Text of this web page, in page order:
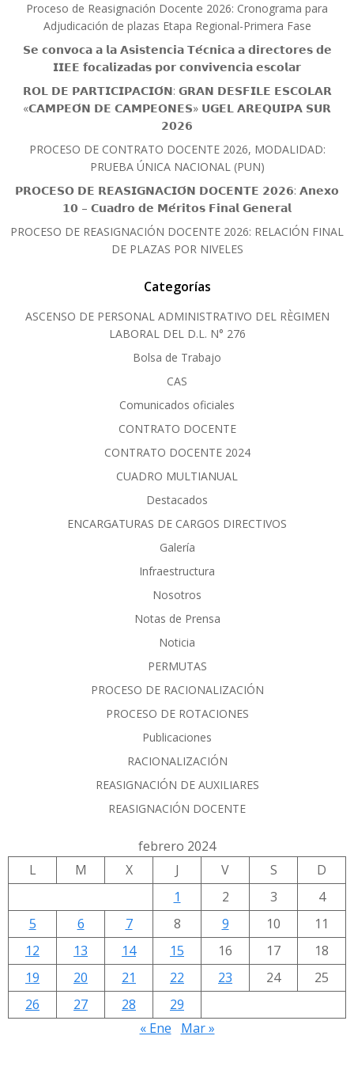
Proceso de Reasignación Docente 2026: Cronograma para
Adjudicación de plazas Etapa Regional-Primera Fase
𝗦𝗲 𝗰𝗼𝗻𝘃𝗼𝗰𝗮 𝗮 𝗹𝗮 𝗔𝘀𝗶𝘀𝘁𝗲𝗻𝗰𝗶𝗮 𝗧𝗲́𝗰𝗻𝗶𝗰𝗮 𝗮 𝗱𝗶𝗿𝗲𝗰𝘁𝗼𝗿𝗲𝘀 𝗱𝗲
𝗜𝗜𝗘𝗘 𝗳𝗼𝗰𝗮𝗹𝗶𝘇𝗮𝗱𝗮𝘀 𝗽𝗼𝗿 𝗰𝗼𝗻𝘃𝗶𝘃𝗲𝗻𝗰𝗶𝗮 𝗲𝘀𝗰𝗼𝗹𝗮𝗿
𝗥𝗢𝗟 𝗗𝗘 𝗣𝗔𝗥𝗧𝗜𝗖𝗜𝗣𝗔𝗖𝗜𝗢́𝗡: 𝗚𝗥𝗔𝗡 𝗗𝗘𝗦𝗙𝗜𝗟𝗘 𝗘𝗦𝗖𝗢𝗟𝗔𝗥
«𝗖𝗔𝗠𝗣𝗘𝗢́𝗡 𝗗𝗘 𝗖𝗔𝗠𝗣𝗘𝗢𝗡𝗘𝗦» 𝗨𝗚𝗘𝗟 𝗔𝗥𝗘𝗤𝗨𝗜𝗣𝗔 𝗦𝗨𝗥
𝟮𝟬𝟮𝟲
PROCESO DE CONTRATO DOCENTE 2026, MODALIDAD:
PRUEBA ÚNICA NACIONAL (PUN)
𝗣𝗥𝗢𝗖𝗘𝗦𝗢 𝗗𝗘 𝗥𝗘𝗔𝗦𝗜𝗚𝗡𝗔𝗖𝗜𝗢́𝗡 𝗗𝗢𝗖𝗘𝗡𝗧𝗘 𝟮𝟬𝟮𝟲: 𝗔𝗻𝗲𝘅𝗼
𝟭𝟬 – 𝗖𝘂𝗮𝗱𝗿𝗼 𝗱𝗲 𝗠𝗲́𝗿𝗶𝘁𝗼𝘀 𝗙𝗶𝗻𝗮𝗹 𝗚𝗲𝗻𝗲𝗿𝗮𝗹
PROCESO DE REASIGNACIÓN DOCENTE 2026: RELACIÓN FINAL
DE PLAZAS POR NIVELES
Categorías
ASCENSO DE PERSONAL ADMINISTRATIVO DEL RÈGIMEN
LABORAL DEL D.L. N° 276
Bolsa de Trabajo
CAS
Comunicados oficiales
CONTRATO DOCENTE
CONTRATO DOCENTE 2024
CUADRO MULTIANUAL
Destacados
ENCARGATURAS DE CARGOS DIRECTIVOS
Galería
Infraestructura
Nosotros
Notas de Prensa
Noticia
PERMUTAS
PROCESO DE RACIONALIZACIÓN
PROCESO DE ROTACIONES
Publicaciones
RACIONALIZACIÓN
REASIGNACIÓN DE AUXILIARES
REASIGNACIÓN DOCENTE
febrero 2024
L
M X J V S
D
1
2 3
4
5
6 7 8 9 10
11
12
13 14 15 16 17
18
19
20 21 22 23 24
25
26
27 28
29
« Ene
Mar »